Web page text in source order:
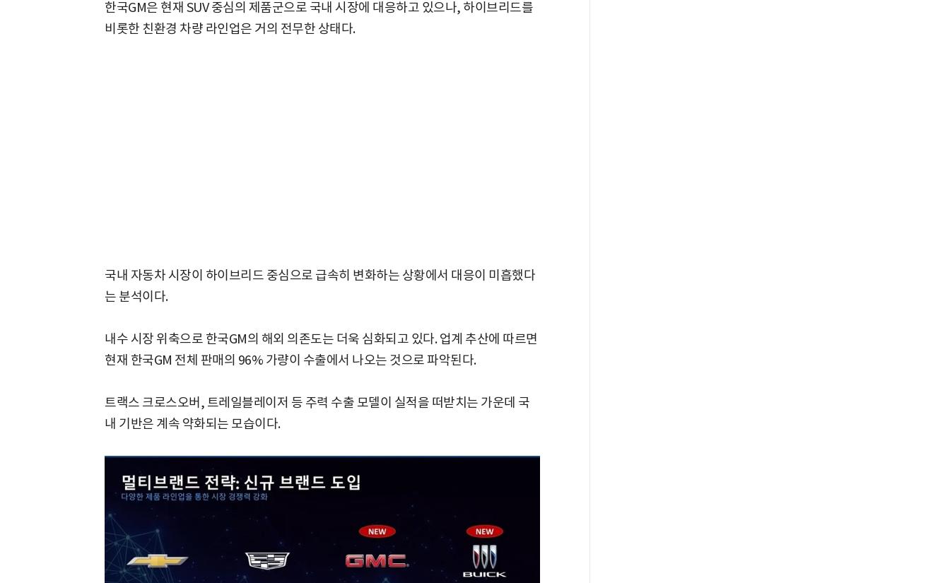
한국GM은 현재 SUV 중심의 제품군으로 국내 시장에 대응하고 있으나, 하이브리드를
비롯한 친환경 차량 라인업은 거의 전무한 상태다.
국내 자동차 시장이 하이브리드 중심으로 급속히 변화하는 상황에서 대응이 미흡했다
는 분석이다.
내수 시장 위축으로 한국GM의 해외 의존도는 더욱 심화되고 있다. 업계 추산에 따르면
현재 한국GM 전체 판매의 96% 가량이 수출에서 나오는 것으로 파악된다.
트랙스 크로스오버, 트레일블레이저 등 주력 수출 모델이 실적을 떠받치는 가운데 국
내 기반은 계속 약화되는 모습이다.